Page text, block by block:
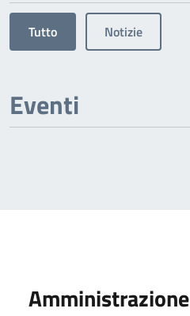
Tutto Notizie
Eventi
Amministrazione